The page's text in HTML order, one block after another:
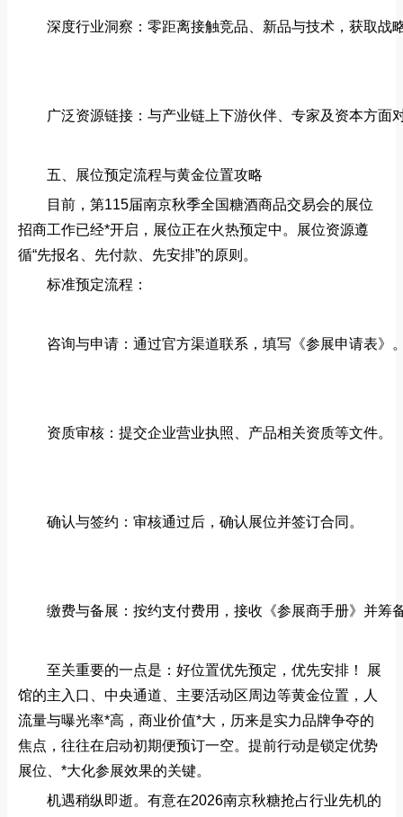
深度行业洞察：零距离接触竞品、新品与技术，获取战
广泛资源链接：与产业链上下游伙伴、专家及资本方面
五、展位预定流程与黄金位置攻略
目前，第115届南京秋季全国糖酒商品交易会的展位
招商工作已经*开启，展位正在火热预定中。展位资源遵
循“先报名、先付款、先安排”的原则。
标准预定流程：
咨询与申请：通过官方渠道联系，填写《参展申请表》
资质审核：提交企业营业执照、产品相关资质等文件。
确认与签约：审核通过后，确认展位并签订合同。
缴费与备展：按约支付费用，接收《参展商手册》并筹
至关重要的一点是：好位置优先预定，优先安排！ 展
馆的主入口、中央通道、主要活动区周边等黄金位置，人
流量与曝光率*高，商业价值*大，历来是实力品牌争夺的
焦点，往往在启动初期便预订一空。提前行动是锁定优势
展位、*大化参展效果的关键。
机遇稍纵即逝。有意在2026南京秋糖抢占行业先机的